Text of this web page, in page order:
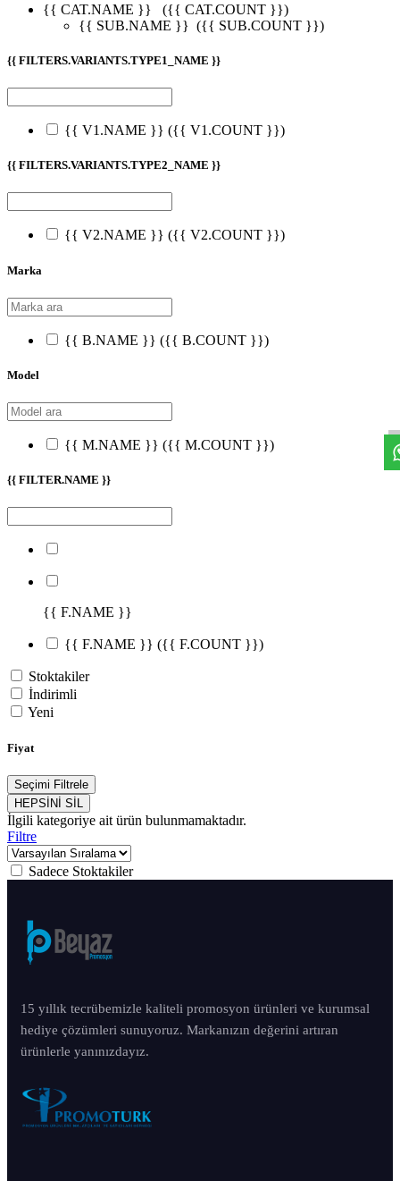
{{ CAT.NAME }}
({{ CAT.COUNT }})
{{ SUB.NAME }} ({{ SUB.COUNT }})
{{ FILTERS.VARIANTS.TYPE1_NAME }}
{{ V1.NAME }} ({{ V1.COUNT }})
{{ FILTERS.VARIANTS.TYPE2_NAME }}
{{ V2.NAME }} ({{ V2.COUNT }})
Marka
{{ B.NAME }} ({{ B.COUNT }})
Model
{{ M.NAME }} ({{ M.COUNT }})
{{ FILTER.NAME }}
{{ F.NAME }}
{{ F.NAME }} ({{ F.COUNT }})
Stoktakiler
İndirimli
Yeni
Fiyat
Seçimi Filtrele
HEPSİNİ SİL
İlgili kategoriye ait ürün bulunmamaktadır.
Filtre
Sadece Stoktakiler
15 yıllık tecrübemizle kaliteli promosyon ürünleri ve kurumsal
hediye çözümleri sunuyoruz. Markanızın değerini artıran
ürünlerle yanınızdayız.